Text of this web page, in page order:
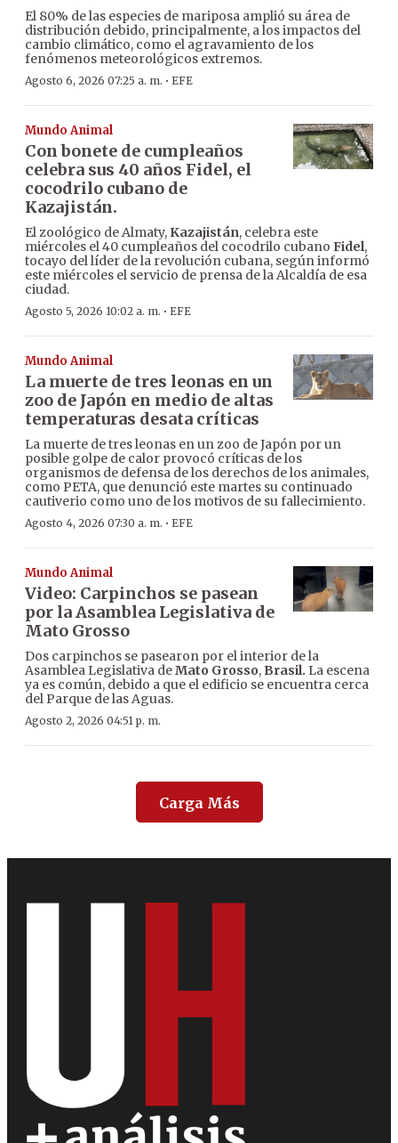
El 80% de las especies de mariposa amplió su área de
distribución debido, principalmente, a los impactos del
cambio climático, como el agravamiento de los
fenómenos meteorológicos extremos.
Agosto 6, 2026 07:25 a. m. · EFE
Mundo Animal
Con bonete de cumpleaños
celebra sus 40 años Fidel, el
cocodrilo cubano de
Kazajistán.
El zoológico de Almaty, Kazajistán, celebra este
miércoles el 40 cumpleaños del cocodrilo cubano Fidel,
tocayo del líder de la revolución cubana, según informó
este miércoles el servicio de prensa de la Alcaldía de esa
ciudad.
Agosto 5, 2026 10:02 a. m. · EFE
Mundo Animal
La muerte de tres leonas en un
zoo de Japón en medio de altas
temperaturas desata críticas
La muerte de tres leonas en un zoo de Japón por un
posible golpe de calor provocó críticas de los
organismos de defensa de los derechos de los animales,
como PETA, que denunció este martes su continuado
cautiverio como uno de los motivos de su fallecimiento.
Agosto 4, 2026 07:30 a. m. · EFE
Mundo Animal
Video: Carpinchos se pasean
por la Asamblea Legislativa de
Mato Grosso
Dos carpinchos se pasearon por el interior de la
Asamblea Legislativa deMato Grosso, Brasil. La escena
ya es común, debido a que el edificio se encuentra cerca
del Parque de las Aguas.
Agosto 2, 2026 04:51 p. m.
Carga Más